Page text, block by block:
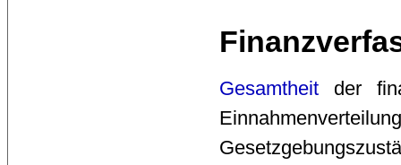
Gesamtheit der